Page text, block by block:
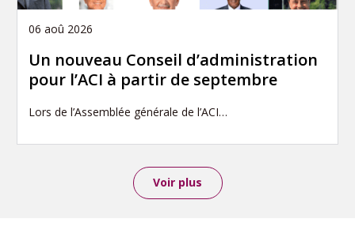
06 aoû 2026
Un nouveau Conseil d’administration
pour l’ACI à partir de septembre
Lors de l’Assemblée générale de l’ACI…
Voir plus